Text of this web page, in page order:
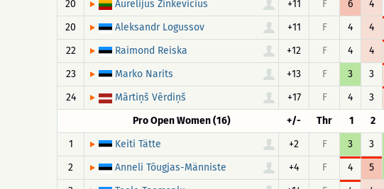
20
Aurelijus Zinkevicius +11 F 6 4
20
Aleksandr Logussov +11 F 4 4
22
Raimond Reiska +12 F 4 4
23
Marko Narits +13 F 3 3
24
Mārtiņš Vērdiņš +17 F 4 3
Pro Open Women (16)
+/- Thr 1 2
1
Keiti Tätte +2 F 3 3
2
Anneli Tõugjas-Männiste +4 F 4 5